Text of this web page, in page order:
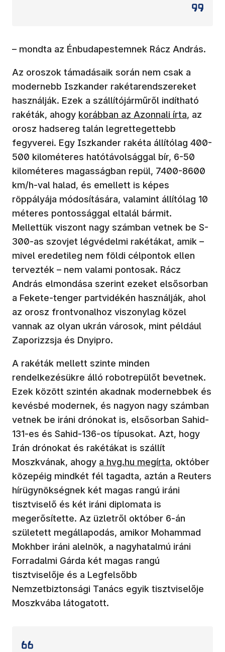
– mondta az Énbudapestemnek Rácz András.
Az oroszok támadásaik során nem csak a
modernebb Iszkander rakétarendszereket
használják. Ezek a szállítójárműről indítható
rakéták, ahogy (új ablakban nyílik meg)
korábban az Azonnali írta, az
orosz hadsereg talán legrettegettebb
fegyverei. Egy Iszkander rakéta állítólag 400-
500 kilométeres hatótávolsággal bír, 6-50
kilométeres magasságban repül, 7400-8600
km/h-val halad, és emellett is képes
röppályája módosítására, valamint állítólag 10
méteres pontossággal eltalál bármit.
Mellettük viszont nagy számban vetnek be S-
300-as szovjet légvédelmi rakétákat, amik –
mivel eredetileg nem földi célpontok ellen
tervezték – nem valami pontosak. Rácz
András elmondása szerint ezeket elsősorban
a Fekete-tenger partvidékén használják, ahol
az orosz frontvonalhoz viszonylag közel
vannak az olyan ukrán városok, mint például
Zaporizzsja és Dnyipro.
A rakéták mellett szinte minden
rendelkezésükre álló robotrepülőt bevetnek.
Ezek között szintén akadnak modernebbek és
kevésbé modernek, és nagyon nagy számban
vetnek be iráni drónokat is, elsősorban Sahid-
131-es és Sahid-136-os típusokat. Azt, hogy
Irán drónokat és rakétákat is szállít
Moszkvának, ahogy (új ablakban nyílik meg)
a hvg.hu megírta, október
közepéig mindkét fél tagadta, aztán a Reuters
hírügynökségnek két magas rangú iráni
tisztviselő és két iráni diplomata is
megerősítette. Az üzletről október 6-án
született megállapodás, amikor Mohammad
Mokhber iráni alelnök, a nagyhatalmú iráni
Forradalmi Gárda két magas rangú
tisztviselője és a Legfelsőbb
Nemzetbiztonsági Tanács egyik tisztviselője
Moszkvába látogatott.